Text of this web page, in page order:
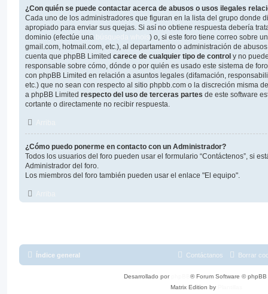
¿Con quién se puede contactar acerca de abusos o usos ilegales
Cada uno de los administradores que figuran en la lista del grupo donde
apropiado para enviar sus quejas. Si así no obtiene respuesta debería
dominio (efectúe una
) o, si este foro tiene correo sobre
gmail.com, hotmail.com, etc.), al departamento o administración de
cuenta que phpBB Limited carece de cualquier tipo de control y no
responsable sobre cómo, dónde o por quién es usado este sistema de
con phpBB Limited en relación a asuntos legales (difamación,
etc.) que no sean con respecto al sitio phpbb.com o la discreción misma
a phpBB Limited respecto del uso de terceras partes de este software
cortante o directamente no recibir respuesta.
¿Cómo puedo ponerme en contacto con un Administrador?
Todos los usuarios del foro pueden usar el formulario “Contáctenos”, si
Administrador del foro.
Los miembros del foro también pueden usar el enlace "El equipo".
Índice general Borrar
Contáctanos
Desarrollado por
® Forum Software © phpBB
Matrix Edition by